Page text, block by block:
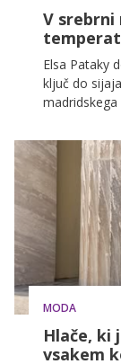
V srebrni
Elsa Pataky
ključ do
madridskega
MODA
Hlače, ki
vsakem